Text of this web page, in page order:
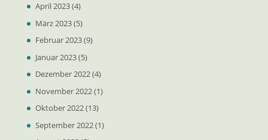
April 2023(4)
März 2023(5)
Februar 2023(9)
Januar 2023(5)
Dezember 2022(4)
November 2022(1)
Oktober 2022(13)
September 2022(1)